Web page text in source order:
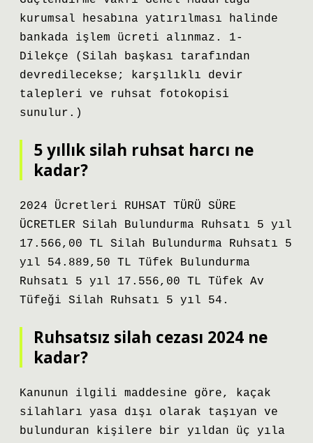
kurumsal hesabına yatırılması halinde
bankada işlem ücreti alınmaz. 1-
Dilekçe (Silah başkası tarafından
devredilecekse; karşılıklı devir
talepleri ve ruhsat fotokopisi
sunulur.)
5 yıllık silah ruhsat harcı ne
kadar?
2024 Ücretleri RUHSAT TÜRÜ SÜRE
ÜCRETLER Silah Bulundurma Ruhsatı 5 yıl
17.566,00 TL Silah Bulundurma Ruhsatı 5
yıl 54.889,50 TL Tüfek Bulundurma
Ruhsatı 5 yıl 17.556,00 TL Tüfek Av
Tüfeği Silah Ruhsatı 5 yıl 54.
Ruhsatsız silah cezası 2024 ne
kadar?
Kanunun ilgili maddesine göre, kaçak
silahları yasa dışı olarak taşıyan ve
bulunduran kişilere bir yıldan üç yıla